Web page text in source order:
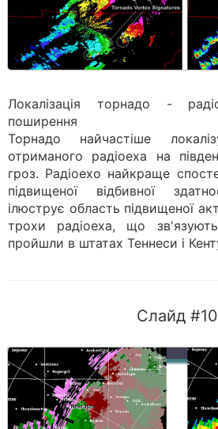
Локалізація торнадо -
поширення
Торнадо найчастіше
отриманого радіоеха на
гроз. Радіоехо найкраще
підвищеної відбивної
ілюструє область підвищеної
трохи радіоеха, що
пройшли в штатах Теннеси і
Слайд #10